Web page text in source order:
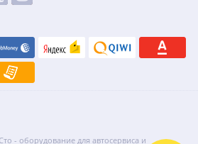
- оборудование для автосервиса и